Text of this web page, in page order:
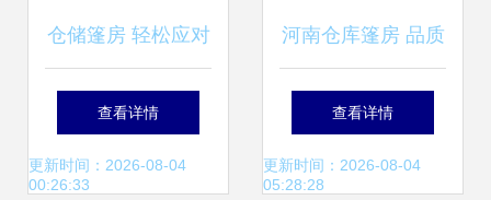
仓储篷房 轻松应对
风雨天气的实用利
器
查看详情
更新时间：2026-08-04
00:26:33
河南仓库篷房 品质
仓储篷房当选通创
帐篷
查看详情
更新时间：2026-08-04
05:28:28